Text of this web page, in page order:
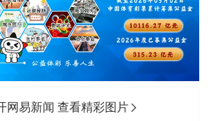
公司“上四休三”但要降薪1000元
河南某医院2.33亿工程串标案细节披露
“空调24小时开着更省电”不实
网易新闻 查看精彩图片